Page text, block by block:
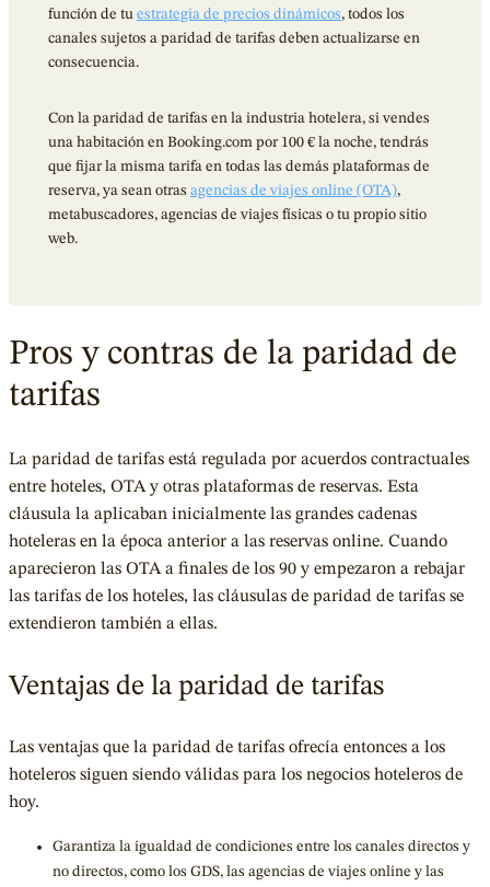
función de tu estrategia de precios dinámicos, todos los
canales sujetos a paridad de tarifas deben actualizarse en
consecuencia.
Con la paridad de tarifas en la industria hotelera, si vendes
una habitación en Booking.com por 100 € la noche, tendrás
que fijar la misma tarifa en todas las demás plataformas de
reserva, ya sean otras agencias de viajes online (OTA),
metabuscadores, agencias de viajes físicas o tu propio sitio
web.
Pros y contras de la paridad de
tarifas
La paridad de tarifas está regulada por acuerdos contractuales
entre hoteles, OTA y otras plataformas de reservas. Esta
cláusula la aplicaban inicialmente las grandes cadenas
hoteleras en la época anterior a las reservas online. Cuando
aparecieron las OTA a finales de los 90 y empezaron a rebajar
las tarifas de los hoteles, las cláusulas de paridad de tarifas se
extendieron también a ellas.
Ventajas de la paridad de tarifas
Las ventajas que la paridad de tarifas ofrecía entonces a los
hoteleros siguen siendo válidas para los negocios hoteleros de
hoy.
Garantiza la igualdad de condiciones entre los canales directos y
no directos, como los GDS, las agencias de viajes online y las